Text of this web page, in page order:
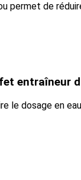
permet de
entraîneur
le dosage en